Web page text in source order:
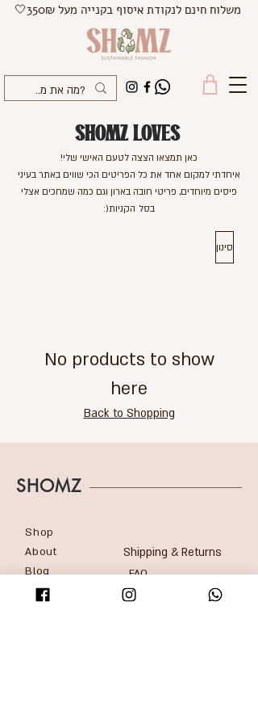
משלוח חינם לנקודת איסוף בקנייה מעל 350₪🤍
SHOMZ LOVES
כאן תמצאו הצצה לטעם האישי שלי!
איחדתי למקום אחד את כל הפריטים הכי שווים באתר בעיני
פיסים מיוחדים, פריטי חובה בארון וגם כמה שמחכים אצלי
בסל הקניות(:
סינון
No products to show
here
Back to Shopping
SHOMZ
Shop
About
Blog
Contact
Shipping & Returns
FAQ
Accessibility statement